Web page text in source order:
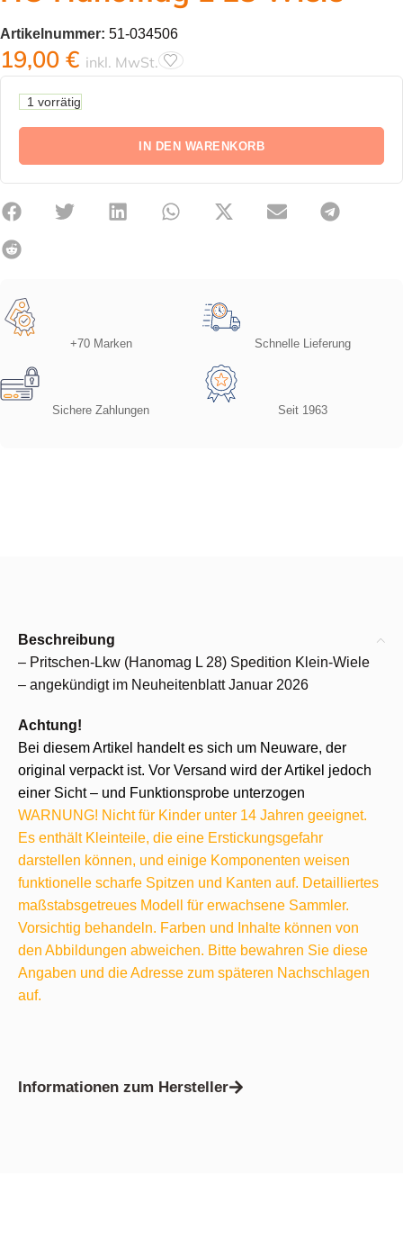
Artikelnummer: 51-034506
19,00 € inkl. MwSt.
1 vorrätig
IN DEN WARENKORB
+70 Marken Schnelle Lieferung
Sichere Zahlungen Seit 1963
Beschreibung
– Pritschen-Lkw (Hanomag L 28) Spedition Klein-Wiele
– angekündigt im Neuheitenblatt Januar 2026
Achtung!
Bei diesem Artikel handelt es sich um Neuware, der
original verpackt ist. Vor Versand wird der Artikel jedoch
einer Sicht – und Funktionsprobe unterzogen
WARNUNG! Nicht für Kinder unter 14 Jahren geeignet.
Es enthält Kleinteile, die eine Erstickungsgefahr
darstellen können, und einige Komponenten weisen
funktionelle scharfe Spitzen und Kanten auf. Detailliertes
maßstabsgetreues Modell für erwachsene Sammler.
Vorsichtig behandeln. Farben und Inhalte können von
den Abbildungen abweichen. Bitte bewahren Sie diese
Angaben und die Adresse zum späteren Nachschlagen
auf.
Informationen zum Hersteller